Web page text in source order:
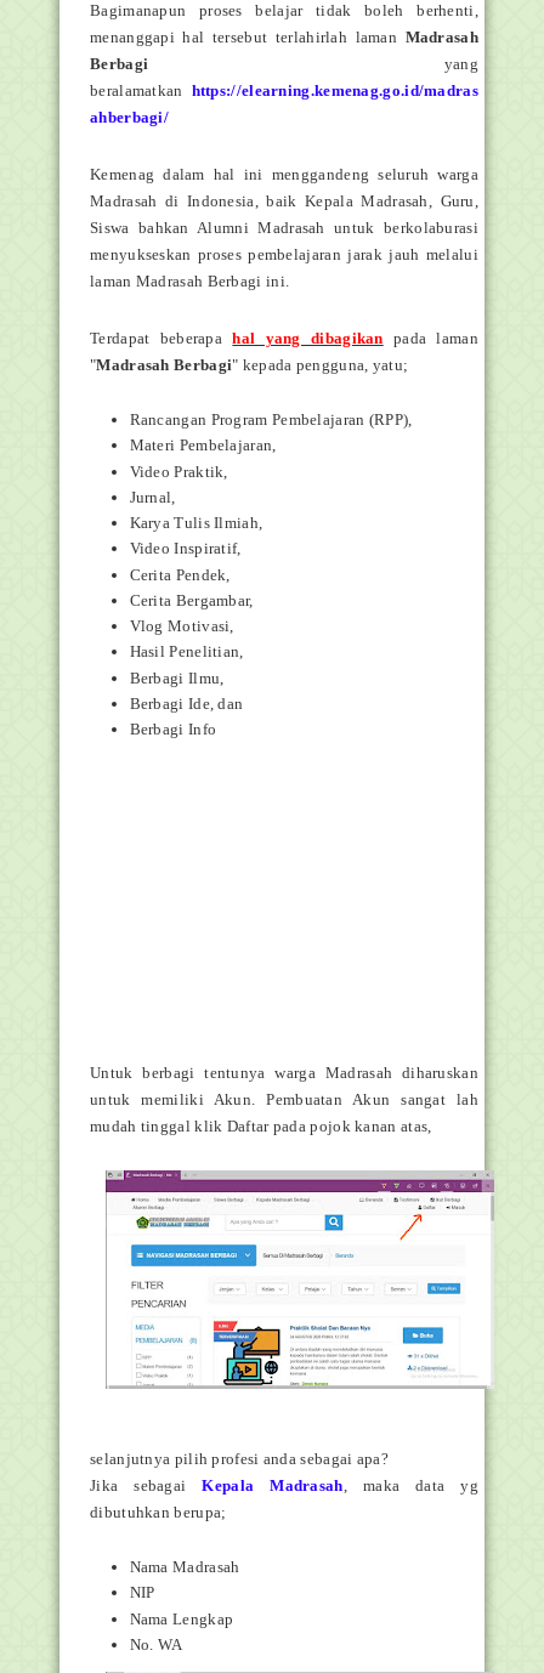
Bagimanapun proses belajar tidak boleh berhenti,
menanggapi hal tersebut terlahirlah laman Madrasah
Berbagi yang
beralamatkan https://elearning.kemenag.go.id/madras
ahberbagi/
Kemenag dalam hal ini menggandeng seluruh warga
Madrasah di Indonesia, baik Kepala Madrasah, Guru,
Siswa bahkan Alumni Madrasah untuk berkolaburasi
menyukseskan proses pembelajaran jarak jauh melalui
laman Madrasah Berbagi ini.
Terdapat beberapahal yang dibagikan pada laman
"Madrasah Berbagi" kepada pengguna, yatu;
Rancangan Program Pembelajaran (RPP),
Materi Pembelajaran,
Video Praktik,
Jurnal,
Karya Tulis Ilmiah,
Video Inspiratif,
Cerita Pendek,
Cerita Bergambar,
Vlog Motivasi,
Hasil Penelitian,
Berbagi Ilmu,
Berbagi Ide, dan
Berbagi Info
Untuk berbagi tentunya warga Madrasah diharuskan
untuk memiliki Akun. Pembuatan Akun sangat lah
mudah tinggal klik Daftar pada pojok kanan atas,
selanjutnya pilih profesi anda sebagai apa?
Jika sebagaiKepala Madrasah, maka data yg
dibutuhkan berupa;
Nama Madrasah
NIP
Nama Lengkap
No. WA